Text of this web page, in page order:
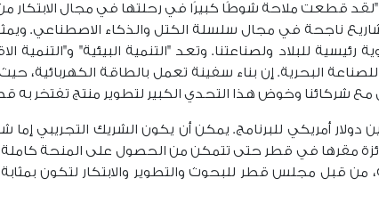
قطعت ملاحة شوطًا كبيرًا في رحلتها في مجال الابتكار من
ناجحة في مجال سلسلة الكتل والذكاء الاصطناعي.
للبلاد ولصناعتنا. وتعد "التنمية البيئية" و"التنمية
أولوية رئيسية للصناعة البحرية. إن بناء سفينة تعمل بالطاقة
شركائنا وخوض هذا التحدي الكبير لتطوير منتج تفتخر به
خمس شركات متميزة لكل تحدٍ، مع تخصيص مبلغ كبير قدره 5 ملايين دولار أمريكي للبرنامج. يمكن أن يكون الشريك
من قبل مجلس قطر للبحوث والتطوير والابتكار لتكون